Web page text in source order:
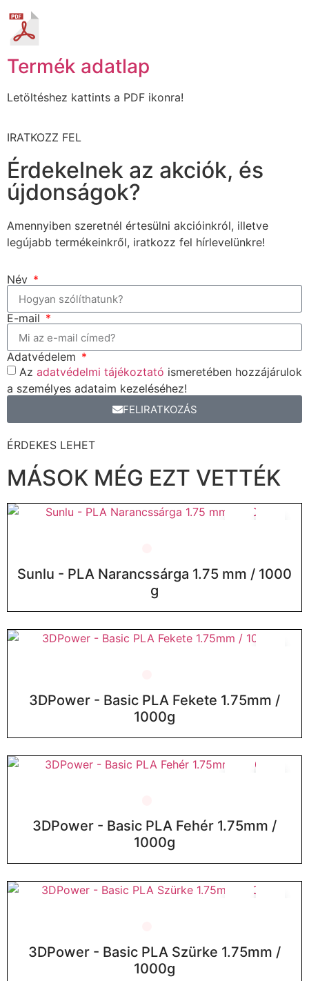
Termék adatlap
Letöltéshez kattints a PDF ikonra!
IRATKOZZ FEL
Érdekelnek az akciók, és
újdonságok?
Amennyiben szeretnél értesülni akcióinkról, illetve
legújabb termékeinkről, iratkozz fel hírlevelünkre!
Név
E-mail
Adatvédelem
Az adatvédelmi tájékoztató ismeretében hozzájárulok
a személyes adataim kezeléséhez!
FELIRATKOZÁS
ÉRDEKES LEHET
MÁSOK MÉG EZT VETTÉK
Sunlu - PLA Narancssárga 1.75 mm / 1000
g
3DPower - Basic PLA Fekete 1.75mm /
1000g
3DPower - Basic PLA Fehér 1.75mm /
1000g
3DPower - Basic PLA Szürke 1.75mm /
1000g